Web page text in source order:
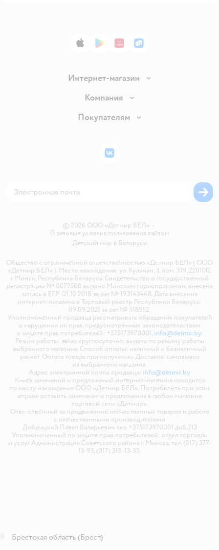
App StoreGoogle Play
AppGallery
RuStore
Интернет-магазин
Доставка и оплата
Правила продажи
Политика использования файлов cookie
Компания
Вакансии
Покупателям
Бонусные карты
© 2026 ООО «Детмир БЕЛ» •
Правовые условия пользования сайтом
Детский мир в Беларуси
Общество с ограниченной ответственностью «Детмир БЕЛ» ( ООО
«Детмир БЕЛ» ). Место нахождения: ул. Кульман, 3, пом. 319, 220100,
г. Минск, Республика Беларусь. Свидетельство о государственной
регистрации № 0072500 выдано Минским горисполкомом, внесена
запись в ЕГР 01.10.2018 за рег.№ 193143448. Дата внесения
интернет-магазина в Торговый реестр Республики Беларусь:
09.09.2021 за рег.№ 518552.
Уполномоченный продавца рассматривать обращения покупателей
о нарушении их прав, предусмотренных законодательством
о защите прав потребителей: +375173970001, info@detmir.by.
Режим работы: заказ круглосуточно, выдача по режиму работы
выбранного магазина. Способ оплаты: наличный и безналичный
расчёт. Оплата товара при получении. Доставка: самовывоз
из выбранного магазина.
Адрес электронной почты продавца: info@detmir.by
Книга замечаний и предложений интернет-магазина находится
по месту нахождения ООО «Детмир БЕЛ». Потребитель при этом
вправе оставить замечания и предложения в любом магазине
торговой сети «Детмир».
Ответственный за продвижение отечественных товаров и работе
с отечественными производителями
Добрицкий Павел Валерьевич тел. +375173970001 доб.213
Уполномоченный по защите прав потребителей: отдел торговли
и услуг Администрация Советского района г. Минска, тел. (017) 377-
13-93, (017) 318-13-33.
ВКонтакте
Брестская область (Брест)